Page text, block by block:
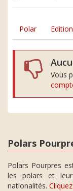
Polar
Vous
Polars
Polars Pourpres
les polars et
nationalités.